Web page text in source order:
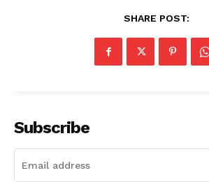
SHARE POST:
Subscribe